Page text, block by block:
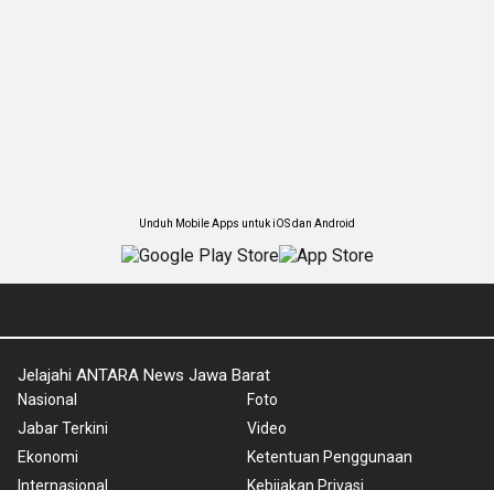
Unduh Mobile Apps untuk iOS dan Android
Jelajahi ANTARA News Jawa Barat
Nasional
Jabar Terkini
Ekonomi
Internasional
Foto
Video
Ketentuan Penggunaan
Kebijakan Privasi